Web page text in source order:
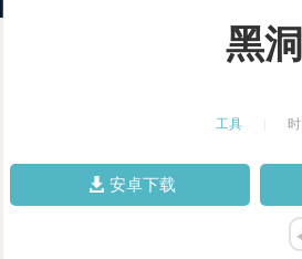
黑
工具
安卓下载